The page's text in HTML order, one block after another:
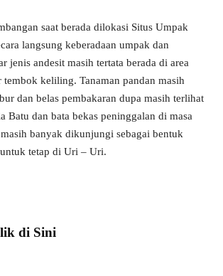
saat berada dilokasi Situs Umpak
langsung keberadaan umpak dan
jenis andesit masih tertata berada di area
tembok keliling. Tanaman pandan masih
dan belas pembakaran dupa masih terlihat
Batu dan bata bekas peninggalan di masa
banyak dikunjungi sebagai bentuk
tetap di Uri – Uri.
di Sini